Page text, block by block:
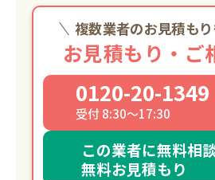
複数業者のお見積も
お見積もり・ご
0120-20-1349
受付 8:30～17:30
この業者に無料相
無料お見積もり